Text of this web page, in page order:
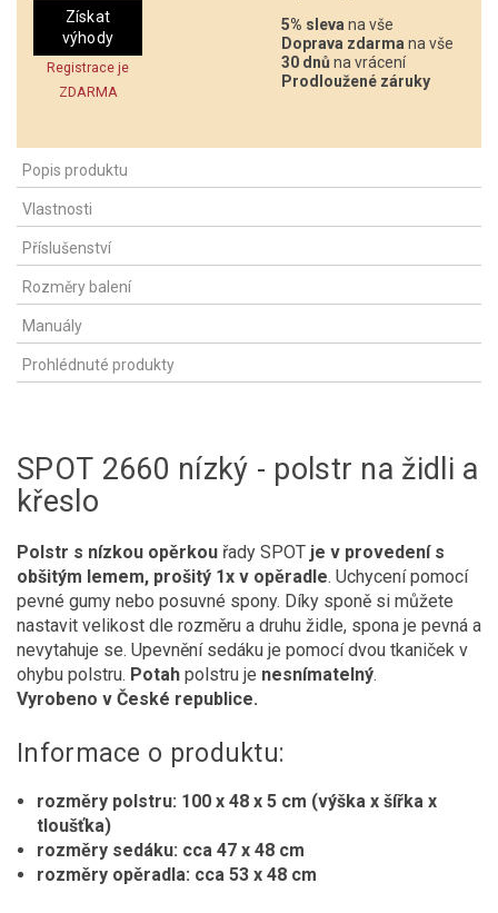
Získat
výhody
Registrace je
ZDARMA
5% sleva na vše
Doprava zdarma na vše
30 dnů na vrácení
Prodloužené záruky
Popis produktu
Vlastnosti
Příslušenství
Rozměry balení
Manuály
Prohlédnuté produkty
SPOT 2660 nízký - polstr na židli a
křeslo
Polstr s nízkou opěrkou řady SPOT je v provedení s
obšitým lemem, prošitý 1x v opěradle. Uchycení pomocí
pevné gumy nebo posuvné spony. Díky sponě si můžete
nastavit velikost dle rozměru a druhu židle, spona je pevná a
nevytahuje se. Upevnění sedáku je pomocí dvou tkaniček v
ohybu polstru. Potah polstru je nesnímatelný.
Vyrobeno v České republice.
Informace o produktu:
rozměry polstru: 100 x 48 x 5 cm (výška x šířka x
tloušťka)
rozměry sedáku: cca 47 x 48 cm
rozměry opěradla: cca 53 x 48 cm